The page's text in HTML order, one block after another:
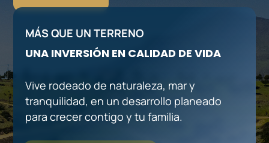
MÁS QUE UN TERRENO
UNA INVERSIÓN EN CALIDAD DE VIDA
Vive rodeado de naturaleza, mar y
tranquilidad, en un desarrollo planeado
para crecer contigo y tu familia.